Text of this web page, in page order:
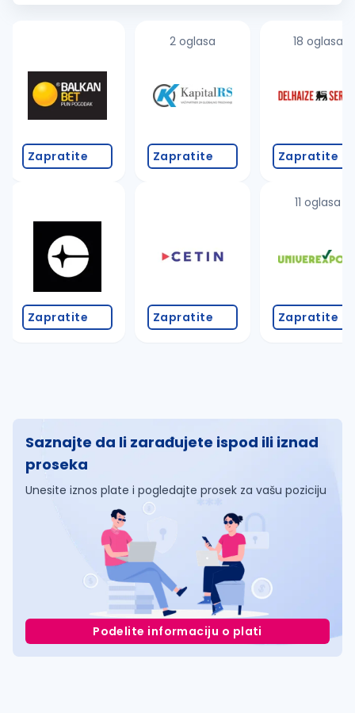
automatizaciju u sv...
Zapratite
Zapratite
2 oglasa
Zapratite
Zapratite
18 oglasa
Zapratite
11 oglasa
Zapratite
Saznajte da li zarađujete ispod ili iznad
proseka
Unesite iznos plate i pogledajte prosek za vašu poziciju
Podelite informaciju o plati